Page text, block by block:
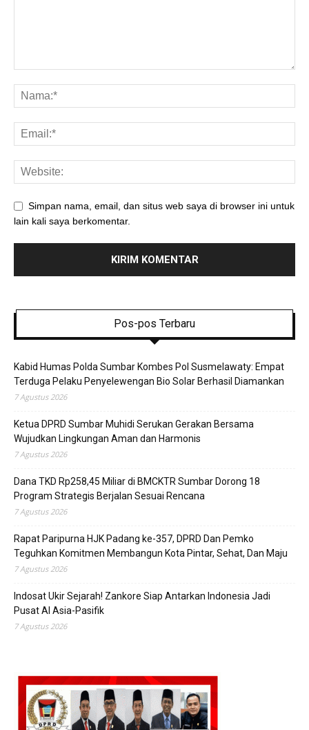
Simpan nama, email, dan situs web saya di browser ini untuk
lain kali saya berkomentar.
Pos-pos Terbaru
Kabid Humas Polda Sumbar Kombes Pol Susmelawaty: Empat
Terduga Pelaku Penyelewengan Bio Solar Berhasil Diamankan
7 Agustus 2026
Ketua DPRD Sumbar Muhidi Serukan Gerakan Bersama
Wujudkan Lingkungan Aman dan Harmonis
7 Agustus 2026
Dana TKD Rp258,45 Miliar di BMCKTR Sumbar Dorong 18
Program Strategis Berjalan Sesuai Rencana
7 Agustus 2026
Rapat Paripurna HJK Padang ke-357, DPRD Dan Pemko
Teguhkan Komitmen Membangun Kota Pintar, Sehat, Dan Maju
7 Agustus 2026
Indosat Ukir Sejarah! Zankore Siap Antarkan Indonesia Jadi
Pusat AI Asia-Pasifik
7 Agustus 2026